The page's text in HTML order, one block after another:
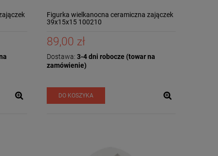
Figurka wielkanocna ceramiczna zajączek
39x15x15 100210
89,00 zł
Dostawa: 3-4 dni robocze (towar na
zamówienie)
DO KOSZYKA